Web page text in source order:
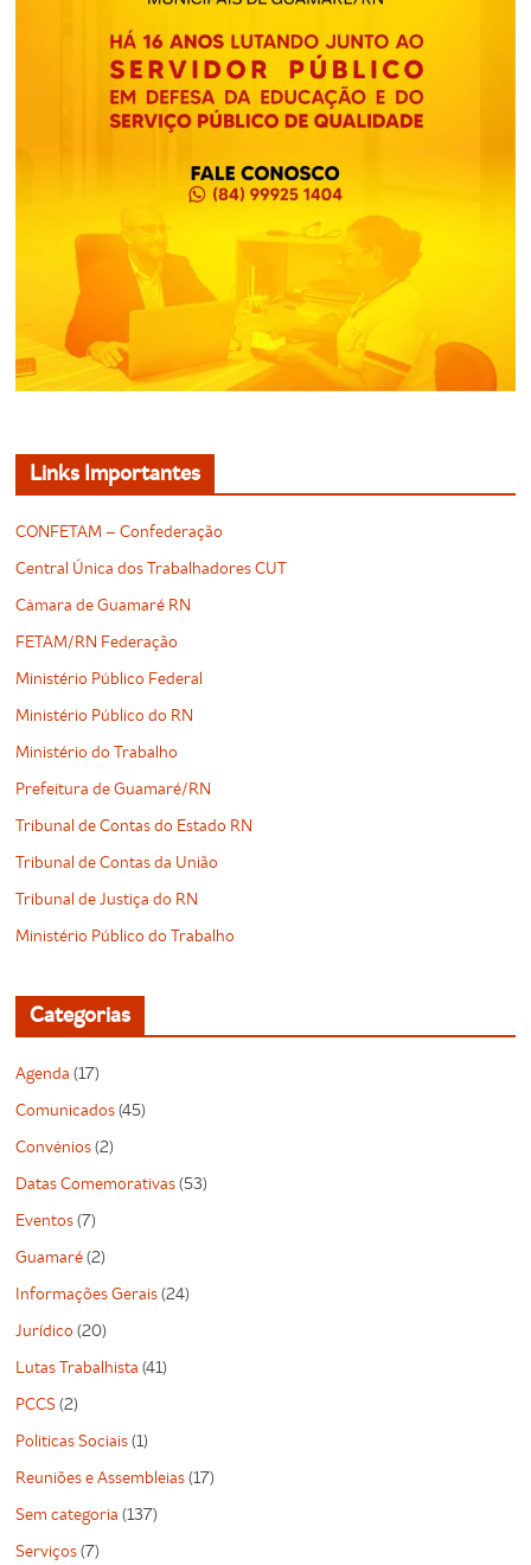
Links Importantes
CONFETAM – Confederação
Central Única dos Trabalhadores CUT
Câmara de Guamaré RN
FETAM/RN Federação
Ministério Público Federal
Ministério Público do RN
Ministério do Trabalho
Prefeitura de Guamaré/RN
Tribunal de Contas do Estado RN
Tribunal de Contas da União
Tribunal de Justiça do RN
Ministério Público do Trabalho
Categorias
Agenda (17)
Comunicados(45)
Convênios(2)
Datas Comemorativas(53)
Eventos(7)
Guamaré(2)
Informações Gerais(24)
Jurídico (20)
Lutas Trabalhista (41)
PCCS(2)
Politicas Sociais(1)
Reuniões e Assembleias(17)
Sem categoria (137)
Serviços(7)